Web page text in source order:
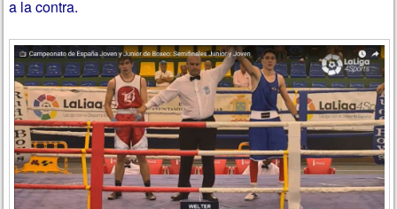
a la contra.